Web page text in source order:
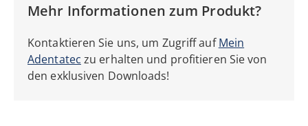
Mehr Informationen zum Produkt?
Kontaktieren Sie uns, um Zugriff aufMein
Adentatec zu erhalten und profitieren Sie von
den exklusiven Downloads!